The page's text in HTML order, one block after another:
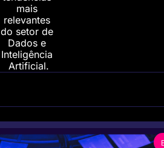
mais
relevantes
do setor de
Dados e
Inteligência
Artificial.